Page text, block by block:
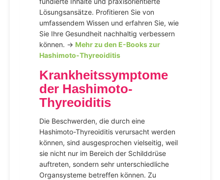
Lösungsansätze. Profitieren Sie von
umfassendem Wissen und erfahren Sie, wie
Sie Ihre Gesundheit nachhaltig verbessern
können. → Mehr zu den E-Books zur
Hashimoto-Thyreoiditis
Krankheitssymptome
der Hashimoto-
Thyreoiditis
Die Beschwerden, die durch eine
Hashimoto-Thyreoiditis verursacht werden
können, sind ausgesprochen vielseitig, weil
sie nicht nur im Bereich der Schilddrüse
auftreten, sondern sehr unterschiedliche
Organsysteme betreffen können. Zu